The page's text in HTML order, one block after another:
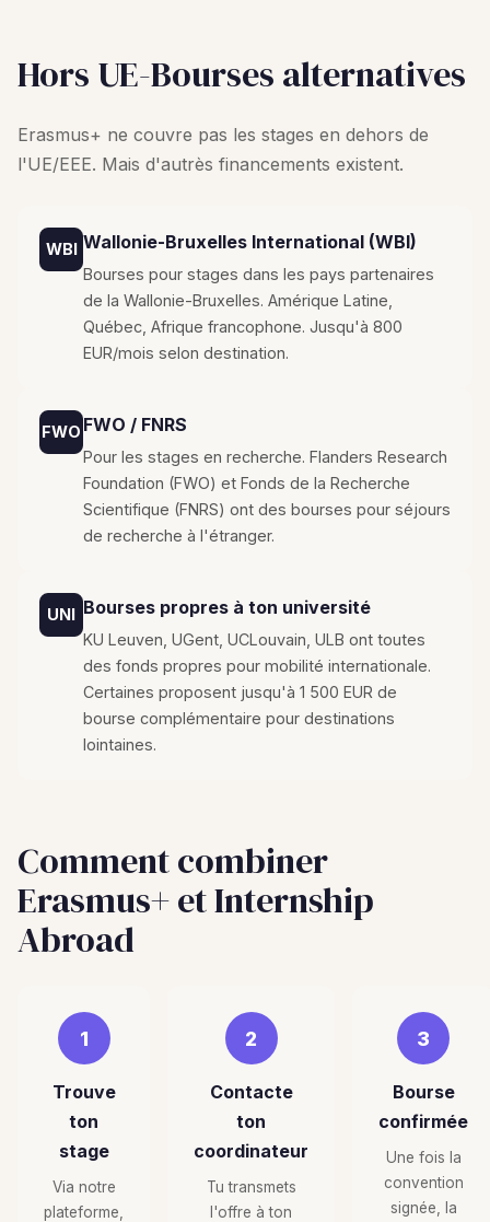
Hors UE-Bourses alternatives
Erasmus+ ne couvre pas les stages en dehors de
l'UE/EEE. Mais d'autrès financements existent.
WBI Wallonie-Bruxelles International (WBI)
Bourses pour stages dans les pays partenaires
de la Wallonie-Bruxelles. Amérique Latine,
Québec, Afrique francophone. Jusqu'à 800
EUR/mois selon destination.
FWO FWO / FNRS
Pour les stages en recherche. Flanders Research
Foundation (FWO) et Fonds de la Recherche
Scientifique (FNRS) ont des bourses pour séjours
de recherche à l'étranger.
UNI Bourses propres à ton université
KU Leuven, UGent, UCLouvain, ULB ont toutes
des fonds propres pour mobilité internationale.
Certaines proposent jusqu'à 1 500 EUR de
bourse complémentaire pour destinations
lointaines.
Comment combiner
Erasmus+ et Internship
Abroad
1
Trouve
ton
stage
Via notre
plateforme,
2
Contacte
ton
coordinateur
Tu transmets
l'offre à ton
3
Bourse
confirmée
Une fois la
convention
signée, la